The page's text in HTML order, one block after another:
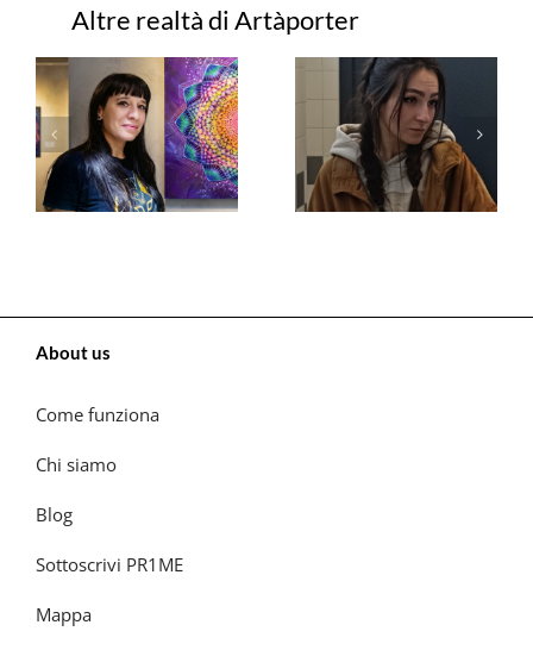
Progetti correlati
About us
Come funziona
Chi siamo
Blog
Sottoscrivi PR1ME
Mappa